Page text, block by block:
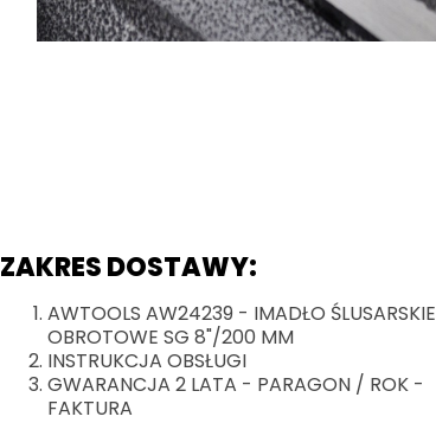
ZAKRES DOSTAWY:
AWTOOLS AW24239 - IMADŁO ŚLUSARSKIE
OBROTOWE SG 8"/200 MM
INSTRUKCJA OBSŁUGI
GWARANCJA 2 LATA - PARAGON / ROK -
FAKTURA